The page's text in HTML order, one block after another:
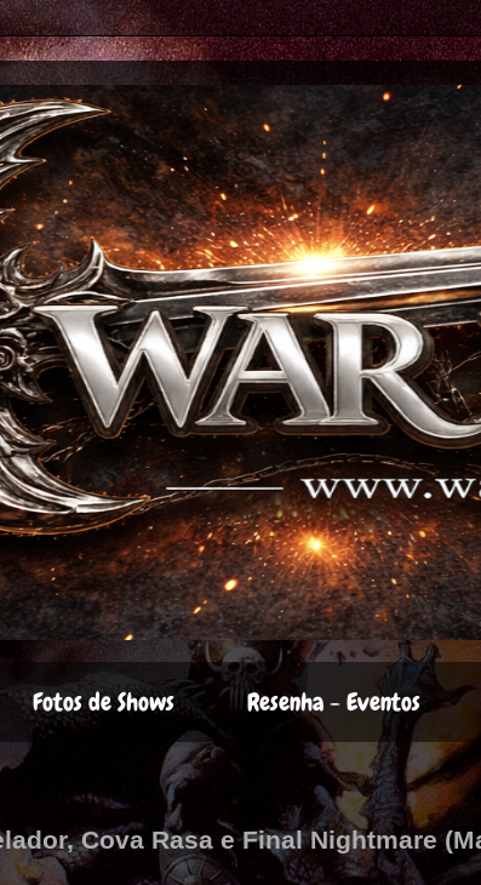
Fotos de Shows Resenha - Eventos
Cova Rasa e Final Nightmare